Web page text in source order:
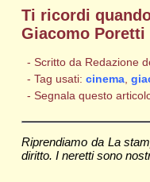
Ti ricordi
Giacomo Poretti
- Scritto da Redazione
- Tag usati: cinema,
- Segnala questo
Riprendiamo da La
diritto. I neretti sono